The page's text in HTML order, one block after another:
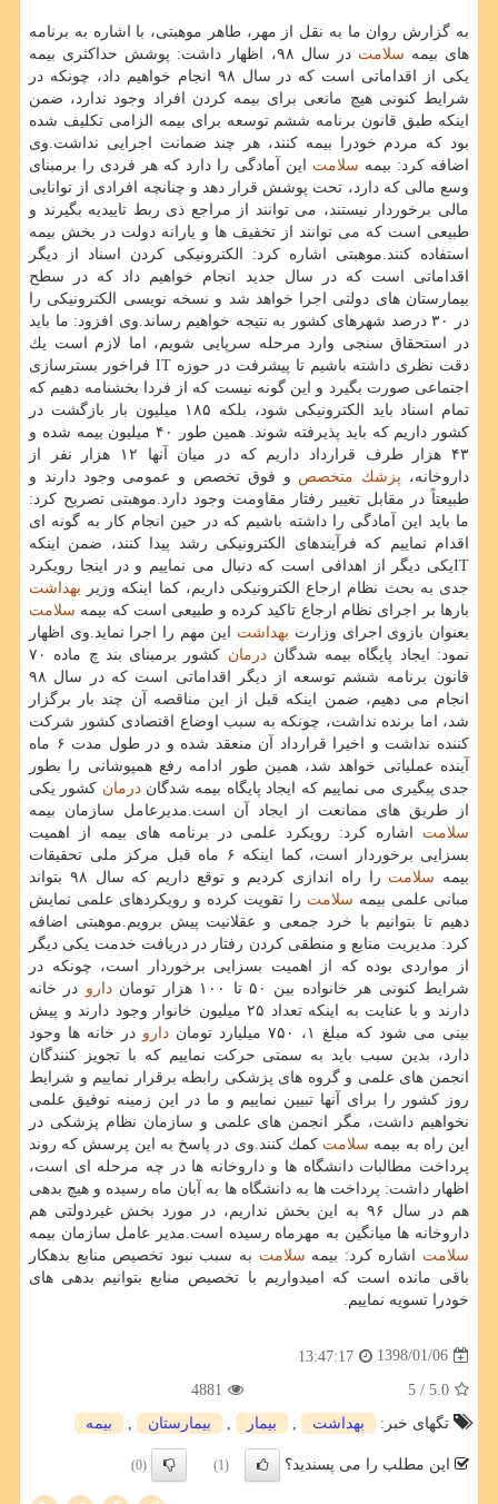
به گزارش روان ما به نقل از مهر، طاهر موهبتی، با اشاره به برنامه
های بیمه سلامت
در سال ۹۸، اظهار داشت: پوشش حداكثری بیمه
یكی از اقداماتی است كه در سال ۹۸ انجام خواهیم داد، چونكه در
شرایط كنونی هیچ مانعی برای بیمه كردن افراد وجود ندارد، ضمن
اینكه طبق قانون برنامه ششم توسعه برای بیمه الزامی تكلیف شده
بود كه مردم خودرا بیمه كنند، هر چند ضمانت اجرایی نداشت.وی
اضافه كرد: بیمه سلامت این آمادگی را دارد كه هر فردی را برمبنای
وسع مالی كه دارد، تحت پوشش قرار دهد و چنانچه افرادی از توانایی
مالی برخوردار نیستند، می توانند از مراجع ذی ربط تاییدیه بگیرند و
طبیعی است كه می توانند از تخفیف ها و یارانه دولت در بخش بیمه
استفاده كنند.موهبتی اشاره كرد: الكترونیكی كردن اسناد از دیگر
اقداماتی است كه در سال جدید انجام خواهیم داد كه در سطح
بیمارستان های دولتی اجرا خواهد شد و نسخه نویسی الكترونیكی را
در ۳۰ درصد شهرهای كشور به نتیجه خواهیم رساند.وی افزود: ما باید
در استحقاق سنجی وارد مرحله سرپایی شویم، اما لازم است یك
دقت نظری داشته باشیم تا پیشرفت در حوزه IT فراخور بسترسازی
اجتماعی صورت بگیرد و این گونه نیست كه از فردا بخشنامه دهیم كه
تمام اسناد باید الكترونیكی شود، بلكه ۱۸۵ میلیون بار بازگشت در
كشور داریم كه باید پذیرفته شوند. همین طور ۴۰ میلیون بیمه شده و
۴۳ هزار طرف قرارداد داریم كه در میان آنها ۱۲ هزار نفر از
داروخانه، پزشك متخصص و فوق تخصص و عمومی وجود دارند و
طبیعتاً در مقابل تغییر رفتار مقاومت وجود دارد.موهبتی تصریح كرد:
ما باید این آمادگی را داشته باشیم كه در حین انجام كار به گونه ای
اقدام نماییم كه فرآیندهای الكترونیكی رشد پیدا كنند، ضمن اینكه
ITیكی دیگر از اهدافی است كه دنبال می نماییم و در اینجا رویكرد
جدی به بحث نظام ارجاع الكترونیكی داریم، كما اینكه وزیر بهداشت
بارها بر اجرای نظام ارجاع تاكید كرده و طبیعی است كه بیمه سلامت
بعنوان بازوی اجرای وزارت بهداشت این مهم را اجرا نماید.وی اظهار
نمود: ایجاد پایگاه بیمه شدگاندرمان
كشور برمبنای بند چ ماده ۷۰
قانون برنامه ششم توسعه از دیگر اقداماتی است كه در سال ۹۸
انجام می دهیم، ضمن اینكه قبل از این مناقصه آن چند بار برگزار
شد، اما برنده نداشت، چونكه به سبب اوضاع اقتصادی كشور شركت
كننده نداشت و اخیرا قرارداد آن منعقد شده و در طول مدت ۶ ماه
آینده عملیاتی خواهد شد، همین طور ادامه رفع همپوشانی را بطور
جدی پیگیری می نماییم كه ایجاد پایگاه بیمه شدگاندرمان كشور یكی
از طریق های ممانعت از ایجاد آن است.مدیرعامل سازمان بیمه
سلامت اشاره كرد: رویكرد علمی در برنامه های بیمه از اهمیت
بسزایی برخوردار است، كما اینكه ۶ ماه قبل مركز ملی تحقیقات
بیمه سلامت
را راه اندازی كردیم و توقع داریم كه سال ۹۸ بتواند
مبانی علمی بیمه سلامت را تقویت كرده و رویكردهای علمی نمایش
دهیم تا بتوانیم با خرد جمعی و عقلانیت پیش برویم.موهبتی اضافه
كرد: مدیریت منابع و منطقی كردن رفتار در دریافت خدمت یكی دیگر
از مواردی بوده كه از اهمیت بسزایی برخوردار است، چونكه در
شرایط كنونی هر خانواده بین ۵۰ تا ۱۰۰ هزار تومان
دارو در خانه
دارند و با عنایت به اینكه تعداد ۲۵ میلیون خانوار وجود دارند و پیش
بینی می شود كه مبلغ ۱، ۷۵۰ میلیارد تومان
دارو در خانه ها وجود
دارد، بدین سبب باید به سمتی حركت نماییم كه با تجویز كنندگان
انجمن های علمی و گروه های پزشكی رابطه برقرار نماییم و شرایط
روز كشور را برای آنها تبیین نماییم و ما در این زمینه توفیق علمی
نخواهیم داشت، مگر انجمن های علمی و سازمان نظام پزشكی در
این راه به بیمه سلامت كمك كنند.وی در پاسخ به این پرسش كه روند
پرداخت مطالبات دانشگاه ها و داروخانه ها در چه مرحله ای است،
اظهار داشت: پرداخت ها به دانشگاه ها به آبان ماه رسیده و هیچ بدهی
هم در سال ۹۶ به این بخش نداریم، در مورد بخش غیردولتی هم
داروخانه ها میانگین به مهرماه رسیده است.مدیر عامل سازمان بیمه
سلامت اشاره كرد: بیمه سلامت به سبب نبود تخصیص منابع بدهكار
باقی مانده است كه امیدواریم با تخصیص منابع بتوانیم بدهی های
خودرا تسویه نماییم.
1398/01/06
13:47:17
5.0
/ 5
4881
تگهای خبر:
بهداشت بیمار بیمارستان بیمه
این مطلب را می پسندید؟ (1)
(0)